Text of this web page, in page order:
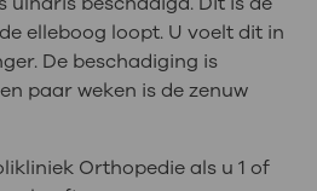
elleboog loopt. U voelt dit in
De beschadiging is
paar weken is de zenuw
Orthopedie als u 1 of